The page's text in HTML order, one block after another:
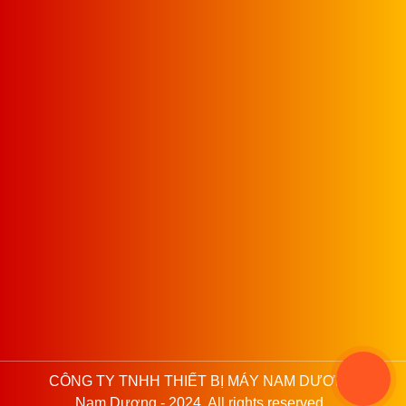
CÔNG TY TNHH THIẾT BỊ MÁY NAM DƯƠNG
Nam Dương - 2024. All rights reserved .